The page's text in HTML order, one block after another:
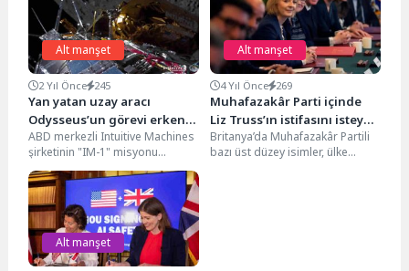
Alt manşet
2 Yıl Önce 245
Yan yatan uzay aracı
Odysseus’un görevi erken
bitirilecek
ABD merkezli Intuitive Machines
şirketinin "IM-1" misyonu
kapsamında uzaya yolladığı
"Odysseus" adlı uzay aracının,
iniş...
Alt manşet
4 Yıl Önce 269
Muhafazakâr Parti içinde
Liz Truss’ın istifasını isteyen
isimler görüşüyor
Britanya’da Muhafazakâr Partili
bazı üst düzey isimler, ülke
Alt manşet